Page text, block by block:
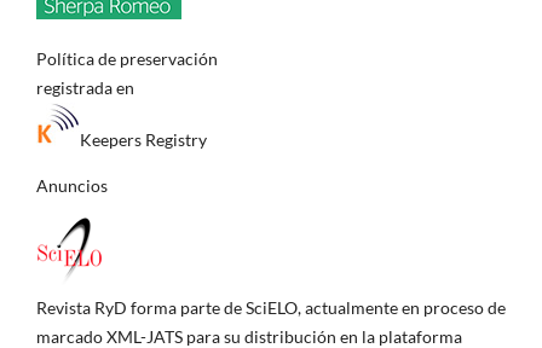
Política de preservación
registrada en
Keepers Registry
Anuncios
Revista RyD forma parte de SciELO, actualmente en proceso de
marcado XML-JATS para su distribución en la plataforma